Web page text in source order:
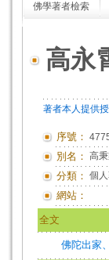
佛學著者檢索
高永
著者本人提供
序號：
別名： 高
分類： 個
網站：
全文
佛陀出家